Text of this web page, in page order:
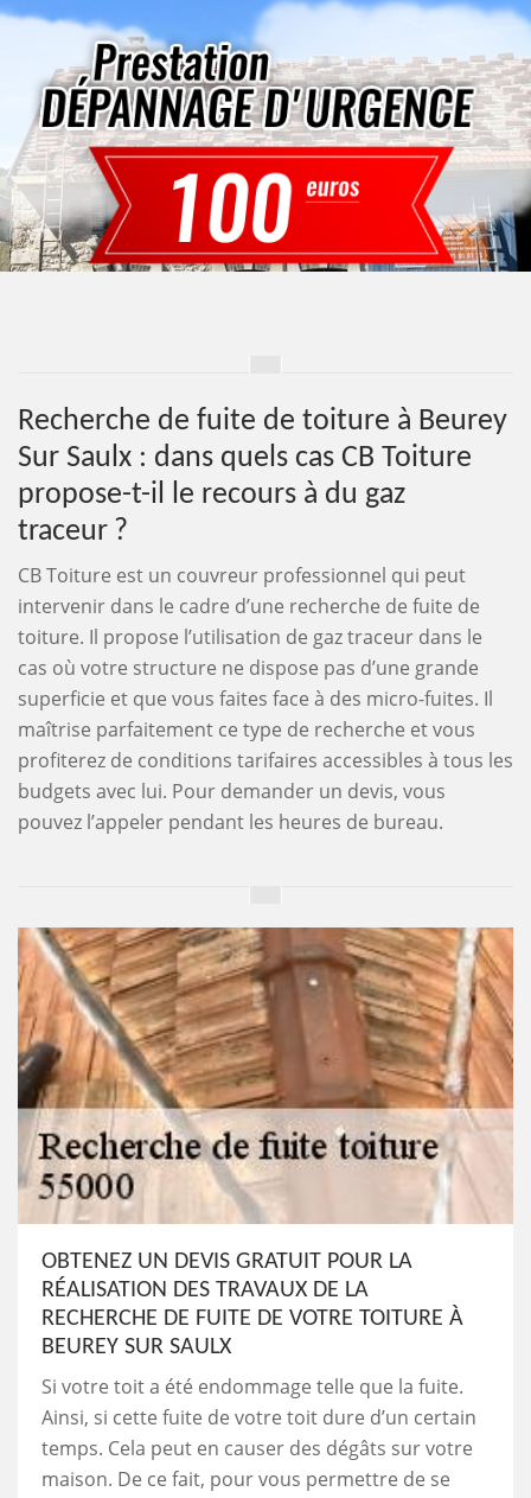
Recherche de fuite de toiture à Beurey
Sur Saulx : dans quels cas CB Toiture
propose-t-il le recours à du gaz
traceur ?
CB Toiture est un couvreur professionnel qui peut
intervenir dans le cadre d’une recherche de fuite de
toiture. Il propose l’utilisation de gaz traceur dans le
cas où votre structure ne dispose pas d’une grande
superficie et que vous faites face à des micro-fuites. Il
maîtrise parfaitement ce type de recherche et vous
profiterez de conditions tarifaires accessibles à tous les
budgets avec lui. Pour demander un devis, vous
pouvez l’appeler pendant les heures de bureau.
OBTENEZ UN DEVIS GRATUIT POUR LA
RÉALISATION DES TRAVAUX DE LA
RECHERCHE DE FUITE DE VOTRE TOITURE À
BEUREY SUR SAULX
Si votre toit a été endommage telle que la fuite.
Ainsi, si cette fuite de votre toit dure d’un certain
temps. Cela peut en causer des dégâts sur votre
maison. De ce fait, pour vous permettre de se